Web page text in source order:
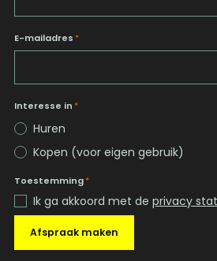
E-mailadres *
Interesse in *
Huren
Kopen (voor eigen gebruik)
Toestemming*
Ik ga akkoord met deprivacy
Afspraak maken